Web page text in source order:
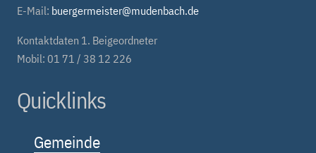
E-Mail: buergermeister@mudenbach.de
Kontaktdaten 1. Beigeordneter
Mobil: 01 71 / 38 12 226
Quicklinks
Gemeinde